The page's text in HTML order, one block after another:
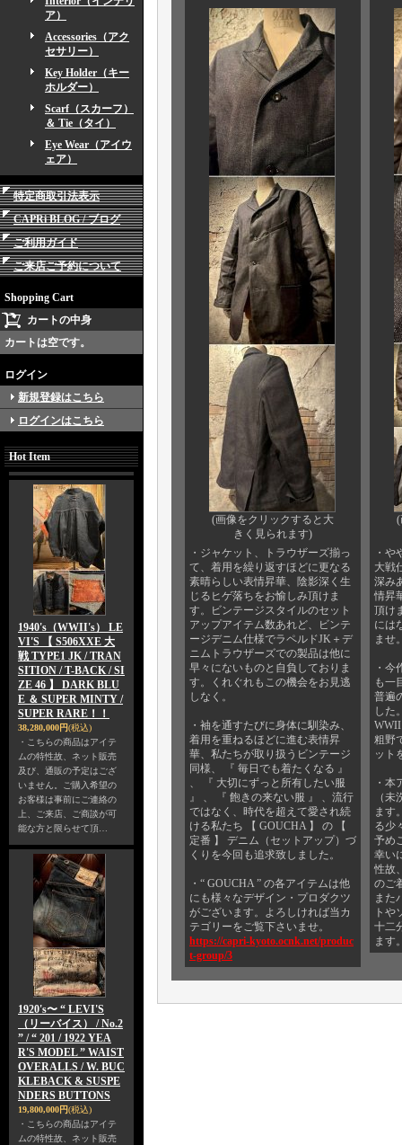
ア）
Accessories（アク
セサリー）
Key Holder（キー
ホルダー）
Scarf（スカーフ）
＆ Tie（タイ）
Eye Wear（アイウ
ェア）
特定商取引法表示
CAPRi BLOG / ブログ
ご利用ガイド
ご来店ご予約について
Shopping Cart
カートの中身
カートは空です。
ログイン
新規登録はこちら
ログインはこちら
Hot Item
1940's（WWII's） LE
VI'S 【 S506XXE 大
戦 TYPE1 JK / TRAN
SITION / T-BACK / SI
ZE 46 】 DARK BLU
E ＆ SUPER MINTY /
SUPER RARE！！
38,280,000円(税込)
・こちらの商品はアイテ
ムの特性故、ネット販売
及び、通販の予定はござ
いません。ご購入希望の
お客様は事前にご連絡の
上、ご来店、ご商談が可
能な方と限らせて頂…
1920's〜 “ LEVI'S
（リーバイス） / No.2
” / “ 201 / 1922 YEA
R'S MODEL ” WAIST
OVERALLS / W. BUC
KLEBACK & SUSPE
NDERS BUTTONS
19,800,000円(税込)
・こちらの商品はアイテ
ムの特性故、ネット販売
(画像をクリックすると大
きく見られます)
・ジャケット、トラウザーズ揃っ
て、着用を繰り返すほどに更なる
素晴らしい表情昇華、陰影深く生
じるヒゲ落ちをお愉しみ頂けま
す。ビンテージスタイルのセット
アップアイテム数あれど、ビンテ
ージデニム仕様でラペルドJK＋デ
ニムトラウザーズでの製品は他に
早々にないものと自負しておりま
す。くれぐれもこの機会をお見逃
しなく。
・袖を通すたびに身体に馴染み、
着用を重ねるほどに進む表情昇
華、私たちが取り扱うビンテージ
同様、 『 毎日でも着たくなる 』
、 『 大切にずっと所有したい服
』 、 『 飽きの来ない服 』 、流行
ではなく、時代を超えて愛され続
ける私たち 【 GOUCHA 】 の 【
定番 】 デニム（セットアップ）づ
くりを今回も追求致しました。
・“ GOUCHA ” の各アイテムは他
にも様々なデザイン・プロダクツ
がございます。よろしければ当カ
テゴリーをご覧下さいませ。
https://capri-kyoto.ocnk.net/produc
t-group/3
(
・や
大戦
深み
情昇
頂け
には
ませ
・今
も一
普遍
した
粗野
ット
・本
（
ます
る少
予め
幸い
性故
のご
また
トや
十二
ます